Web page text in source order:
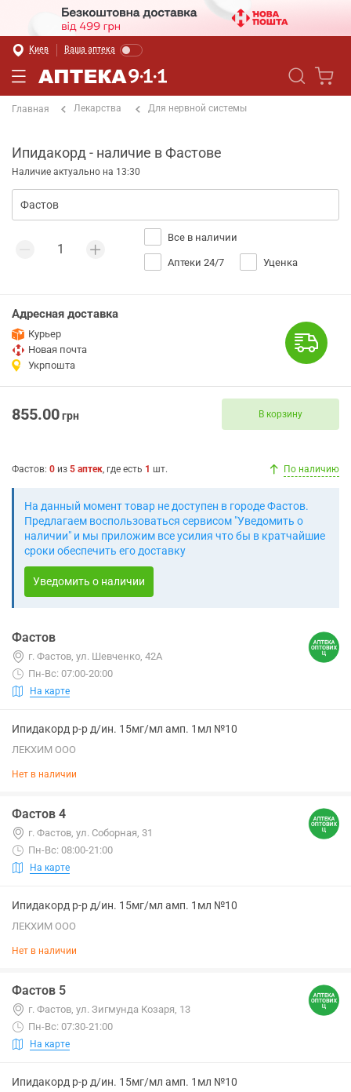
Киев Ваша аптека
Главная Лекарства Для нервной системы
Ипидакорд - наличие в Фастове
Наличие актуально на 13:30
Все в наличии
Аптеки 24/7 Уценка
Адресная доставка
Курьер
Новая почта
Укрпошта
855.00грн В корзину
Фастов: 0 из 5 аптек, где есть 1 шт. По наличию
На данный момент товар не доступен в городе Фастов.
Предлагаем воспользоваться сервисом "Уведомить о
наличии" и мы приложим все усилия что бы в кратчайшие
сроки обеспечить его доставку
Уведомить о наличии
Фастов
г. Фастов, ул. Шевченко, 42А
Пн-Вс: 07:00-20:00
На карте
Ипидакорд р-р д/ин. 15мг/мл амп. 1мл №10
ЛЕКХИМ ООО
Нет в наличии
Фастов 4
г. Фастов, ул. Соборная, 31
Пн-Вс: 08:00-21:00
На карте
Ипидакорд р-р д/ин. 15мг/мл амп. 1мл №10
ЛЕКХИМ ООО
Нет в наличии
Фастов 5
г. Фастов, ул. Зигмунда Козаря, 13
Пн-Вс: 07:30-21:00
На карте
Ипидакорд р-р д/ин. 15мг/мл амп. 1мл №10